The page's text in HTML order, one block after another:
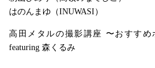
はのんまゆ（INUWASI）
高田メタルの撮影講座 〜おすすめ
featuring 森くるみ